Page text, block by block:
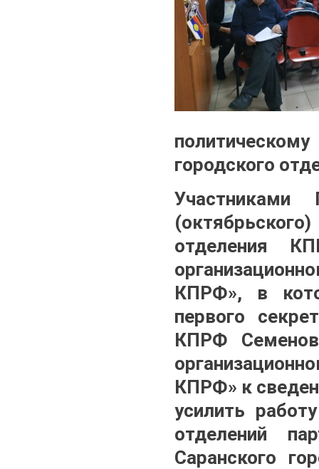
городского
отделения
КПРФ», в
первого
КПРФ
КПРФ» к
усилить
отделений
Саранского